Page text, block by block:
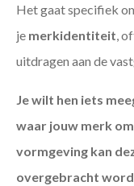
Het gaat specifiek
je merkidentiteit ,
uitdragen aan de
Je wilt hen iets
waar jouw merk
vormgeving kan
overgebracht